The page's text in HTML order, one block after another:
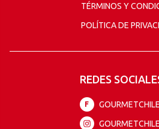
TÉRMINOS Y
POLÍTICA DE
REDES
F
GOURMETCHILE
GOURMETCHILE